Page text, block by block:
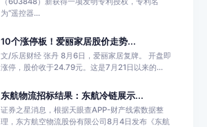
为“遥控器...
10个涨停板！爱丽家居股价走势...
文/乐居财经 张丹 8月6日，爱丽家居复牌。 开盘即
涨停，股价收于24.79元。这是7月21日以来的...
东航物流招标结果：东航冷链展示...
证券之星消息，根据天眼查APP-财产线索数据整
理，东方航空物流股份有限公司8月4日发布《东航